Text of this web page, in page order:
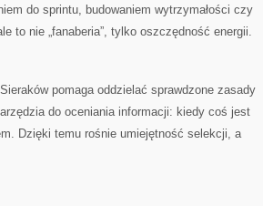
do sprintu, budowaniem wytrzymałości czy
to nie „fanaberia”, tylko oszczędność energii.
pomaga oddzielać sprawdzone zasady
do oceniania informacji: kiedy coś jest
Dzięki temu rośnie umiejętność selekcji, a